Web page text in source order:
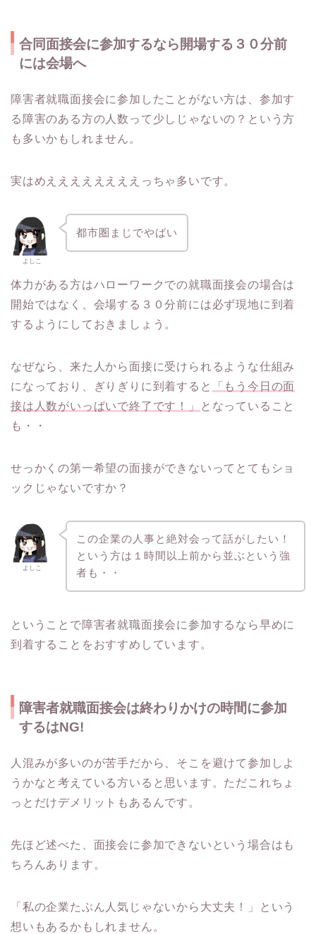
合同面接会に参加するなら開場する３０分前
には会場へ
障害者就職面接会に参加したことがない方は、参加す
る障害のある方の人数って少しじゃないの？という方
も多いかもしれません。
実はめええええええええっちゃ多いです。
よしこ
都市圏まじでやばい
体力がある方はハローワークでの就職面接会の場合は
開始ではなく、会場する３０分前には必ず現地に到着
するようにしておきましょう。
なぜなら、来た人から面接に受けられるような仕組み
になっており、ぎりぎりに到着すると
「もう今日の面
接は人数がいっぱいで終了です！」
となっていること
も・・
せっかくの第一希望の面接ができないってとてもショ
ックじゃないですか？
よしこ
この企業の人事と絶対会って話がしたい！
という方は１時間以上前から並ぶという強
者も・・
ということで障害者就職面接会に参加するなら早めに
到着することをおすすめしています。
障害者就職面接会は終わりかけの時間に参加
するはNG!
人混みが多いのが苦手だから、そこを避けて参加しよ
うかなと考えている方いると思います。ただこれちょ
っとだけデメリットもあるんです。
先ほど述べた、面接会に参加できないという場合はも
ちろんあります。
「私の企業たぶん人気じゃないから大丈夫！」という
想いもあるかもしれません。